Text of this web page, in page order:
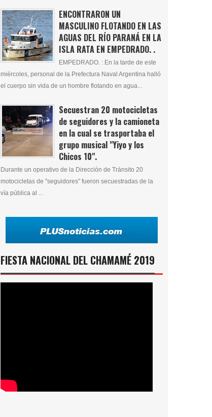
ENCONTRARON UN
MASCULINO FLOTANDO EN LAS
AGUAS DEL RÍO PARANÁ EN LA
ISLA RATA EN EMPEDRADO. .
EMPEDRADO. : En la tarde de este
miércoles, personal de la Prefectura Naval Argentina halló
el cuerpo sin vida de un hombre flotando en agua...
Secuestran 20 motocicletas
de seguidores y la camioneta
en la cual se trasportaba el
grupo musical "Yiyo y los
Chicos 10".
Durante un operativo de la Dirección de Tránsito 20
motocicletas de "seguidores" fueron secuestradas de la
vía pública al ...
FIESTA NACIONAL DEL CHAMAMÉ 2019